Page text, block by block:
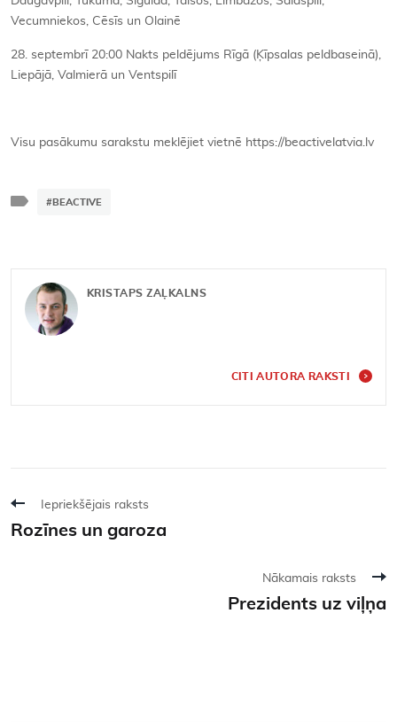
Vecumniekos, Cēsīs un Olainē
28. septembrī 20:00 Nakts peldējums Rīgā (Ķīpsalas peldbaseinā),
Liepājā, Valmierā un Ventspilī
Visu pasākumu sarakstu meklējiet vietnē https://beactivelatvia.lv
#BEACTIVE
KRISTAPS ZAĻKALNS
CITI AUTORA RAKSTI
Iepriekšējais raksts
Rozīnes un garoza
Nākamais raksts
Prezidents uz viļņa